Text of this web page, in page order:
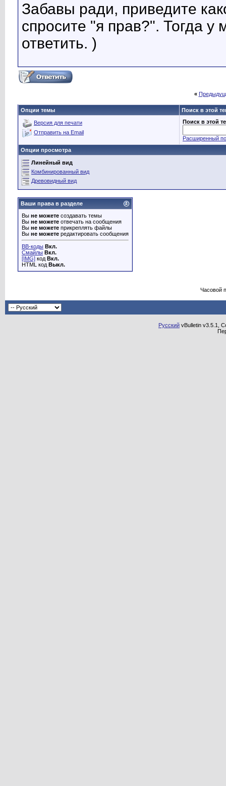
Забавы ради, приведите
спросите "я прав?". Тогда у
ответить. )
«
Опции темы Поиск в этой
Версия для печати
Отправить на Email
Поиск в этой
Расширенный
Опции просмотра
Линейный вид
Комбинированный вид
Древовидный вид
Ваши права в разделе
Вы не можете создавать темы
Вы не можете отвечать на сообщения
Вы не можете прикреплять файлы
Вы не можете редактировать сообщения
BB-коды Вкл.
Смайлы Вкл.
[IMG] код Вкл.
HTML код Выкл.
Часовой
Русский vBulletin v3.5.1,